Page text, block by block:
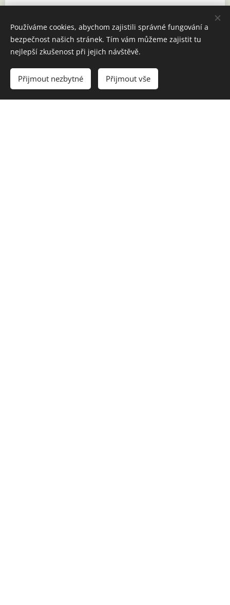
Používáme cookies, abychom zajistili správné fungování a
bezpečnost našich stránek. Tím vám můžeme zajistit tu
nejlepší zkušenost při jejich návštěvě.
Přijmout nezbytné Přijmout vše